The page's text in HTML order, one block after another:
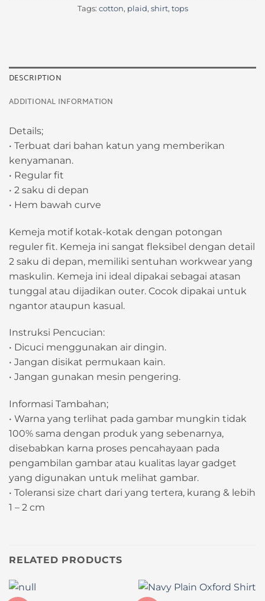
Tags: cotton, plaid, shirt, tops
DESCRIPTION
ADDITIONAL INFORMATION
Details;
• Terbuat dari bahan katun yang memberikan
kenyamanan.
• Regular fit
• 2 saku di depan
• Hem bawah curve
Kemeja motif kotak-kotak dengan potongan
reguler fit. Kemeja ini sangat fleksibel dengan detail
2 saku di depan, memiliki sentuhan workwear yang
maskulin. Kemeja ini ideal dipakai sebagai atasan
tunggal atau dijadikan outer. Cocok dipakai untuk
ngantor ataupun kasual.
Instruksi Pencucian:
• Dicuci menggunakan air dingin.
• Jangan disikat permukaan kain.
• Jangan gunakan mesin pengering.
Informasi Tambahan;
• Warna yang terlihat pada gambar mungkin tidak
100% sama dengan produk yang sebenarnya,
disebabkan karna proses pencahayaan pada
pengambilan gambar atau kualitas layar gadget
yang digunakan untuk melihat gambar.
• Toleransi size chart dari yang tertera, kurang & lebih
1 – 2 cm
RELATED PRODUCTS